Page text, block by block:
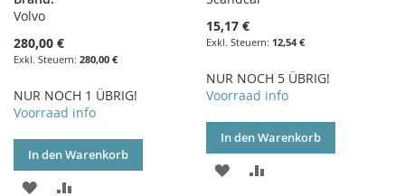
Volvo
280,00 €
280,00 €
NUR NOCH 1 ÜBRIG!
Voorraad info
In den Warenkorb
ZUR
15,17 €
12,54 €
NUR NOCH 5 ÜBRIG!
Voorraad info
In den Warenkorb
ZUR